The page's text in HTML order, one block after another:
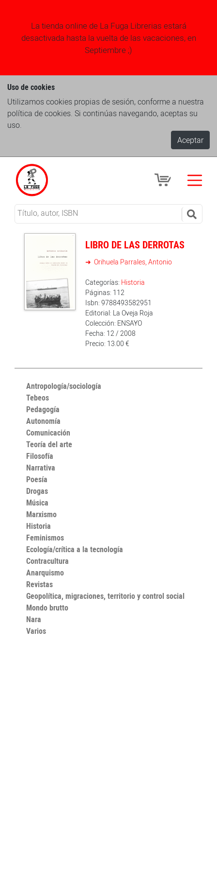
La tienda online de La Fuga Librerias estará
desactivada hasta la vuelta de las vacaciones, en
Septiembre ;)
Uso de cookies
Utilizamos cookies propias de sesión, conforme a nuestra
política de cookies. Si continúas navegando, aceptas su
uso.
Aceptar
LIBRO DE LAS DERROTAS
Orihuela Parrales, Antonio
Categorías: Historia
Páginas: 112
Isbn: 9788493582951
Editorial: La Oveja Roja
Colección: ENSAYO
Fecha: 12 / 2008
Precio: 13.00 €
Antropología/sociología
Tebeos
Pedagogía
Autonomía
Comunicación
Teoría del arte
Filosofía
Narrativa
Poesía
Drogas
Música
Marxismo
Historia
Feminismos
Ecología/crítica a la tecnología
Contracultura
Anarquismo
Revistas
Geopolítica, migraciones, territorio y control social
Mondo brutto
Nara
Varios